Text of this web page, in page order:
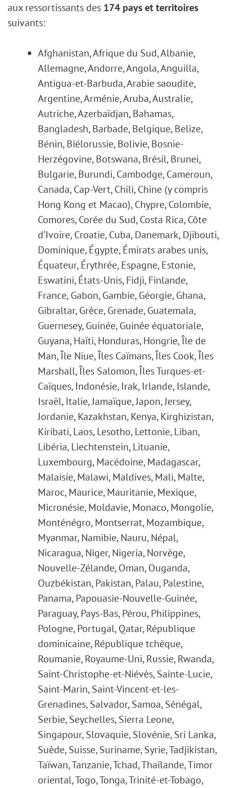
aux ressortissants des 174 pays et territoires
suivants:
Afghanistan, Afrique du Sud, Albanie,
Allemagne, Andorre, Angola, Anguilla,
Antigua-et-Barbuda, Arabie saoudite,
Argentine, Arménie, Aruba, Australie,
Autriche, Azerbaïdjan, Bahamas,
Bangladesh, Barbade, Belgique, Belize,
Bénin, Biélorussie, Bolivie, Bosnie-
Herzégovine, Botswana, Brésil, Brunei,
Bulgarie, Burundi, Cambodge, Cameroun,
Canada, Cap-Vert, Chili, Chine (y compris
Hong Kong et Macao), Chypre, Colombie,
Comores, Corée du Sud, Costa Rica, Côte
d’Ivoire, Croatie, Cuba, Danemark, Djibouti,
Dominique, Égypte, Émirats arabes unis,
Équateur, Érythrée, Espagne, Estonie,
Eswatini, États-Unis, Fidji, Finlande,
France, Gabon, Gambie, Géorgie, Ghana,
Gibraltar, Grèce, Grenade, Guatemala,
Guernesey, Guinée, Guinée équatoriale,
Guyana, Haïti, Honduras, Hongrie, Île de
Man, Île Niue, Îles Caïmans, Îles Cook, Îles
Marshall, Îles Salomon, Îles Turques-et-
Caïques, Indonésie, Irak, Irlande, Islande,
Israël, Italie, Jamaïque, Japon, Jersey,
Jordanie, Kazakhstan, Kenya, Kirghizistan,
Kiribati, Laos, Lesotho, Lettonie, Liban,
Libéria, Liechtenstein, Lituanie,
Luxembourg, Macédoine, Madagascar,
Malaisie, Malawi, Maldives, Mali, Malte,
Maroc, Maurice, Mauritanie, Mexique,
Micronésie, Moldavie, Monaco, Mongolie,
Monténégro, Montserrat, Mozambique,
Myanmar, Namibie, Nauru, Népal,
Nicaragua, Niger, Nigeria, Norvège,
Nouvelle-Zélande, Oman, Ouganda,
Ouzbékistan, Pakistan, Palau, Palestine,
Panama, Papouasie-Nouvelle-Guinée,
Paraguay, Pays-Bas, Pérou, Philippines,
Pologne, Portugal, Qatar, République
dominicaine, République tchèque,
Roumanie, Royaume-Uni, Russie, Rwanda,
Saint-Christophe-et-Niévès, Sainte-Lucie,
Saint-Marin, Saint-Vincent-et-les-
Grenadines, Salvador, Samoa, Sénégal,
Serbie, Seychelles, Sierra Leone,
Singapour, Slovaquie, Slovénie, Sri Lanka,
Suède, Suisse, Suriname, Syrie, Tadjikistan,
Taïwan, Tanzanie, Tchad, Thaïlande, Timor
oriental, Togo, Tonga, Trinité-et-Tobago,